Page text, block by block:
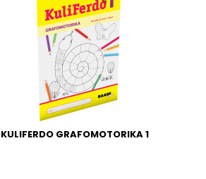
KULIFERDO GRAFOMOTORIKA 1